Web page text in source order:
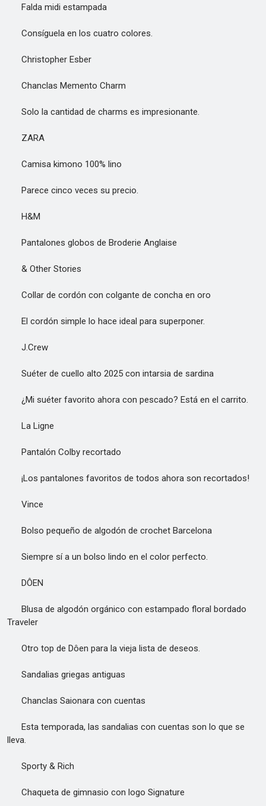
Falda midi estampada
Consíguela en los cuatro colores.
Christopher Esber
Chanclas Memento Charm
Solo la cantidad de charms es impresionante.
ZARA
Camisa kimono 100% lino
Parece cinco veces su precio.
H&M
Pantalones globos de Broderie Anglaise
& Other Stories
Collar de cordón con colgante de concha en oro
El cordón simple lo hace ideal para superponer.
J.Crew
Suéter de cuello alto 2025 con intarsia de sardina
¿Mi suéter favorito ahora con pescado? Está en el carrito.
La Ligne
Pantalón Colby recortado
¡Los pantalones favoritos de todos ahora son recortados!
Vince
Bolso pequeño de algodón de crochet Barcelona
Siempre sí a un bolso lindo en el color perfecto.
DÔEN
Blusa de algodón orgánico con estampado floral bordado
Traveler
Otro top de Dôen para la vieja lista de deseos.
Sandalias griegas antiguas
Chanclas Saionara con cuentas
Esta temporada, las sandalias con cuentas son lo que se
lleva.
Sporty & Rich
Chaqueta de gimnasio con logo Signature